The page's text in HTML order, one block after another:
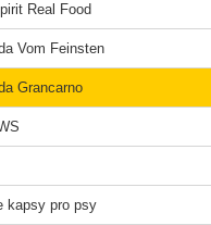
Real Food
Vom Feinsten
Grancarno
kapsy pro psy